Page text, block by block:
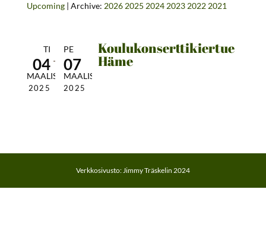
Upcoming| Archive: 2026 2025 2024 2023 2022 2021
TI
04
MAALIS
2025
PE
07
MAALIS
2025
Koulukonserttikiertue
Häme
Verkkosivusto: Jimmy Träskelin 2024